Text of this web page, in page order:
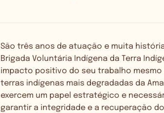
São três anos de atuação e muita
Brigada Voluntária Indígena da Terra
impacto positivo do seu trabalho
terras indígenas mais degradadas da
exercem um papel estratégico e
garantir a integridade e a recuperação